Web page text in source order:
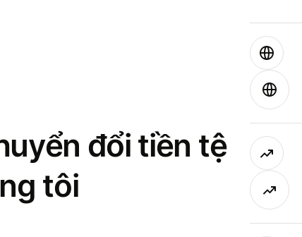
đổi tiền tệ
tôi